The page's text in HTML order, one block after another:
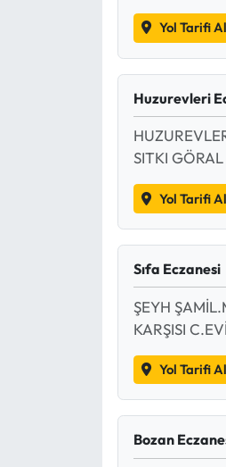
Yol Tarifi Al
Huzurevleri
SITKI
Yol Tarifi Al
Sıfa Eczanesi
ŞEYH
KARŞISI
Yol Tarifi Al
Bozan